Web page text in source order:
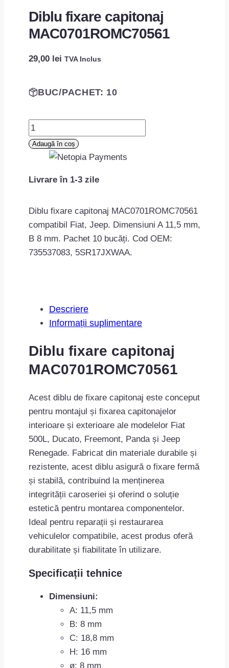
Diblu fixare capitonaj
MAC0701ROMC70561
29,00 lei TVA Inclus
BUC/PACHET: 10
Cantitate
Diblu
fixare
MAC0701ROMC70561
Adaugă în coș
Livrare în 1-3 zile
Diblu fixare capitonaj MAC0701ROMC70561
compatibil Fiat, Jeep. Dimensiuni A 11,5 mm,
B 8 mm. Pachet 10 bucăți. Cod OEM:
735537083, 5SR17JXWAA.
Descriere
Informații suplimentare
Diblu fixare capitonaj
MAC0701ROMC70561
Acest diblu de fixare capitonaj este conceput
pentru montajul și fixarea capitonajelor
interioare și exterioare ale modelelor Fiat
500L, Ducato, Freemont, Panda și Jeep
Renegade. Fabricat din materiale durabile și
rezistente, acest diblu asigură o fixare fermă
și stabilă, contribuind la menținerea
integrității caroseriei și oferind o soluție
estetică pentru montarea componentelor.
Ideal pentru reparații și restaurarea
vehiculelor compatibile, acest produs oferă
durabilitate și fiabilitate în utilizare.
Specificații tehnice
Dimensiuni:
A: 11,5 mm
B: 8 mm
C: 18,8 mm
H: 16 mm
ø: 8 mm